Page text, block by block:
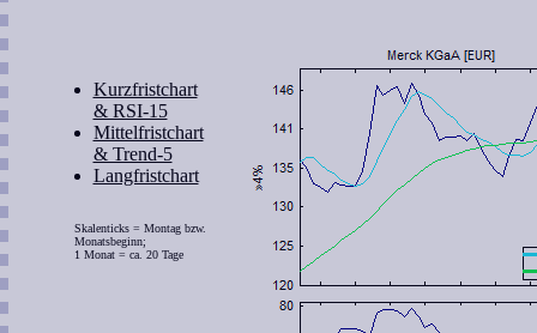
Kurzfristchart
& RSI-15
Mittelfristchart
& Trend-5
Langfristchart
Skalenticks = Montag bzw.
Monatsbeginn;
1 Monat = ca. 20 Tage